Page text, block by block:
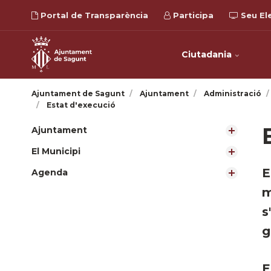
Portal de Transparència Participa Seu
Ciutadania
Ajuntament de Sagunt Ajuntament
Administració
Estat d'execució
Ajuntament
El Municipi
Agenda